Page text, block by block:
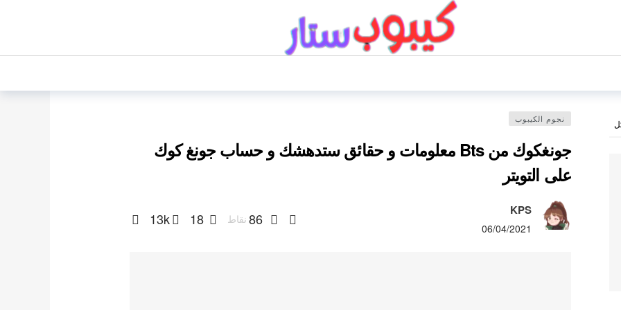
نجوم الكيبوب
جونغكوك من Bts معلومات و حقائق ستدهشك و حساب جونغ كوك
على التويتر
KPS
06/04/2021
86 نقاط 18
13k